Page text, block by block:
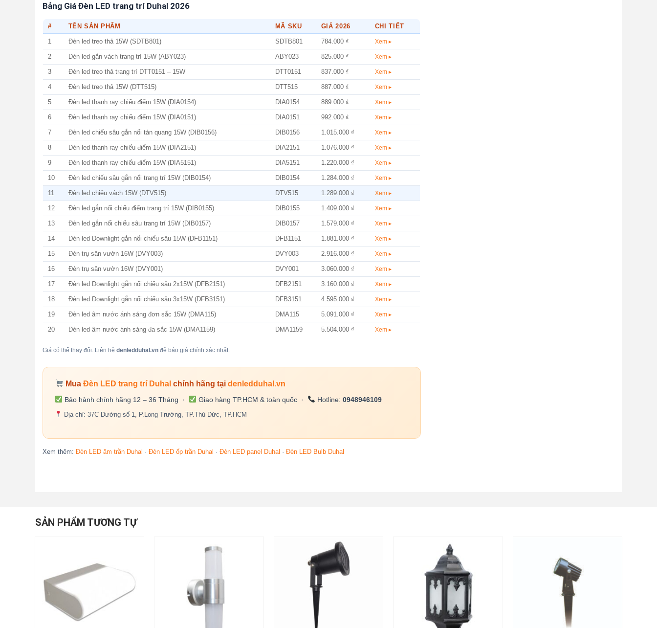
Bảng Giá Đèn LED trang trí Duhal 2026
# TÊN SẢN PHẨM MÃ SKU GIÁ 2026 CHI TIẾT
1 Đèn led treo thả 15W (SDTB801) SDTB801 784.000 ₫ Xem ▸
2 Đèn led gắn vách trang trí 15W (ABY023) ABY023 825.000 ₫ Xem ▸
3 Đèn led treo thả trang trí DTT0151 – 15W DTT0151 837.000 ₫ Xem ▸
4 Đèn led treo thả 15W (DTT515) DTT515 887.000 ₫ Xem ▸
5 Đèn led thanh ray chiếu điểm 15W (DIA0154) DIA0154 889.000 ₫ Xem ▸
6 Đèn led thanh ray chiếu điểm 15W (DIA0151) DIA0151 992.000 ₫ Xem ▸
7 Đèn led chiếu sâu gắn nổi tán quang 15W (DIB0156) DIB0156 1.015.000 ₫ Xem ▸
8 Đèn led thanh ray chiếu điểm 15W (DIA2151) DIA2151 1.076.000 ₫ Xem ▸
9 Đèn led thanh ray chiếu điểm 15W (DIA5151) DIA5151 1.220.000 ₫ Xem ▸
10 Đèn led chiếu sâu gắn nổi trang trí 15W (DIB0154) DIB0154 1.284.000 ₫ Xem ▸
11 Đèn led chiếu vách 15W (DTV515) DTV515 1.289.000 ₫ Xem ▸
12 Đèn led gắn nổi chiếu điểm trang trí 15W (DIB0155) DIB0155 1.409.000 ₫ Xem ▸
13 Đèn led gắn nổi chiếu sâu trang trí 15W (DIB0157) DIB0157 1.579.000 ₫ Xem ▸
14 Đèn led Downlight gắn nổi chiếu sâu 15W (DFB1151) DFB1151 1.881.000 ₫ Xem ▸
15 Đèn trụ sân vườn 16W (DVY003) DVY003 2.916.000 ₫ Xem ▸
16 Đèn trụ sân vườn 16W (DVY001) DVY001 3.060.000 ₫ Xem ▸
17 Đèn led Downlight gắn nổi chiếu sâu 2x15W (DFB2151) DFB2151 3.160.000 ₫ Xem ▸
18 Đèn led Downlight gắn nổi chiếu sâu 3x15W (DFB3151) DFB3151 4.595.000 ₫ Xem ▸
19 Đèn led âm nước ánh sáng đơn sắc 15W (DMA115) DMA115 5.091.000 ₫ Xem ▸
20 Đèn led âm nước ánh sáng đa sắc 15W (DMA1159) DMA1159 5.504.000 ₫ Xem ▸
Giá có thể thay đổi. Liên hệ denledduhal.vnđể báo giá chính xác nhất.
MuaĐèn LED trang trí Duhal chính hãng tạidenledduhal.vn
Bảo hành chính hãng 12 – 36 Tháng · Giao hàng TP.HCM & toàn quốc · Hotline: 0948946109
Địa chỉ: 37C Đường số 1, P.Long Trường, TP.Thủ Đức, TP.HCM
Xem thêm: Đèn LED âm trần Duhal · Đèn LED ốp trần Duhal · Đèn LED panel Duhal · Đèn LED Bulb Duhal
SẢN PHẨM TƯƠNG TỰ